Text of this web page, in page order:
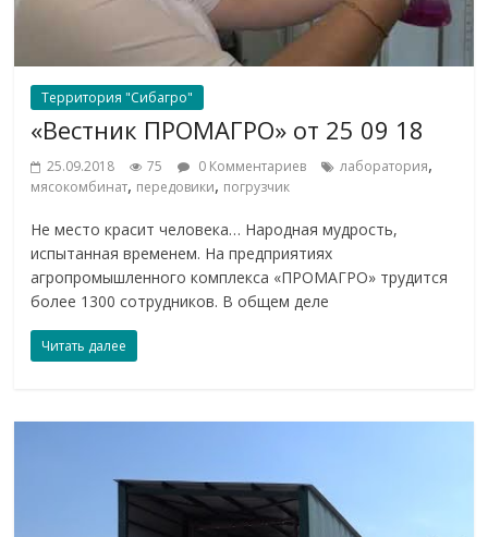
Территория "Сибагро"
«Вестник ПРОМАГРО» от 25 09 18
25.09.2018 75 0 Комментариев лаборатория,
мясокомбинат, передовики, погрузчик
Не место красит человека… Народная мудрость,
испытанная временем. На предприятиях
агропромышленного комплекса «ПРОМАГРО» трудится
более 1300 сотрудников. В общем деле
Читать далее